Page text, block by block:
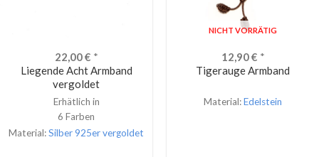
22,00€ *
Liegende Acht Armband
vergoldet
Erhätlich in
6 Farben
Material:Silber 925er vergoldet
NICHT VORRÄTIG
12,90€ *
Tigerauge Armband
Material:Edelstein